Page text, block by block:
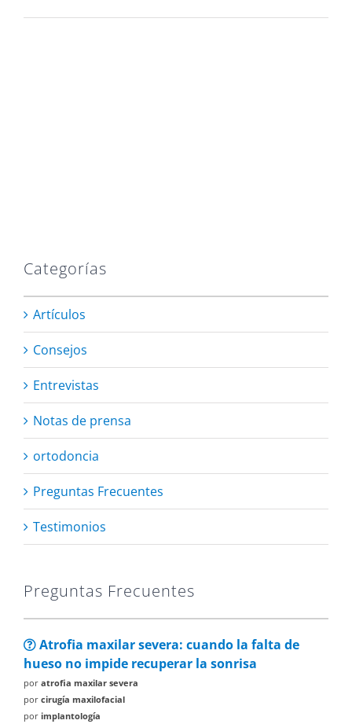
Categorías
Artículos
Consejos
Entrevistas
Notas de prensa
ortodoncia
Preguntas Frecuentes
Testimonios
Preguntas Frecuentes
Atrofia maxilar severa: cuando la falta de
hueso no impide recuperar la sonrisa
por atrofia maxilar severa
por cirugía maxilofacial
por implantología